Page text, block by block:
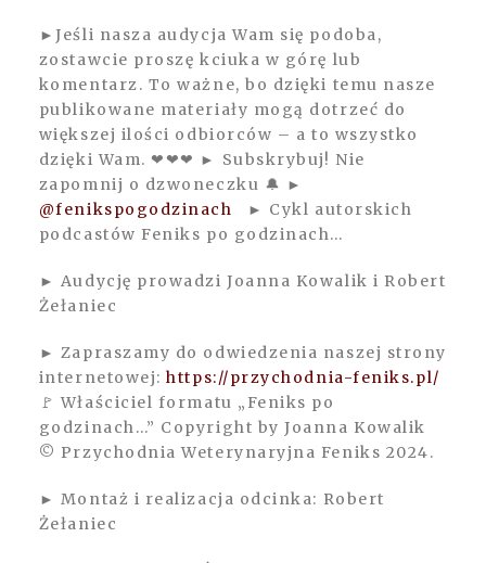
►Jeśli nasza audycja Wam się podoba,
zostawcie proszę kciuka w górę lub
komentarz. To ważne, bo dzięki temu nasze
publikowane materiały mogą dotrzeć do
większej ilości odbiorców – a to wszystko
dzięki Wam. ❤❤❤ ► Subskrybuj! Nie
zapomnij o dzwoneczku 🔔 ►
@fenikspogodzinach
► Cykl autorskich
podcastów Feniks po godzinach…
► Audycję prowadzi Joanna Kowalik i Robert
Żełaniec
► Zapraszamy do odwiedzenia naszej strony
internetowej:https://przychodnia-feniks.pl/
🚩 Właściciel formatu „Feniks po
godzinach…” Copyright by Joanna Kowalik
© Przychodnia Weterynaryjna Feniks 2024.
► Montaż i realizacja odcinka: Robert
Żełaniec